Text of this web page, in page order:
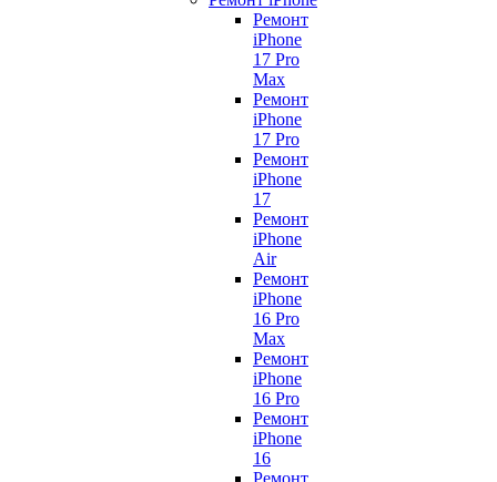
Ремонт
iPhone
17 Pro
Max
Ремонт
iPhone
17 Pro
Ремонт
iPhone
17
Ремонт
iPhone
Air
Ремонт
iPhone
16 Pro
Max
Ремонт
iPhone
16 Pro
Ремонт
iPhone
16
Ремонт